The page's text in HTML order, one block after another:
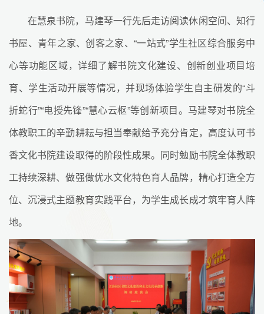
在慧泉书院，马建琴一行先后走访阅读休闲空间、知行
书屋、青年之家、创客之家、“一站式”学生社区综合服务中
心等功能区域，详细了解书院文化建设、创新创业项目培
育、学生活动开展等情况，并现场体验学生自主研发的“斗
折蛇行”“电授先锋”“慧心云枢”等创新项目。马建琴对书院全
体教职工的辛勤耕耘与担当奉献给予充分肯定，高度认可书
香文化书院建设取得的阶段性成果。同时勉励书院全体教职
工持续深耕、做强做优水文化特色育人品牌，精心打造全方
位、沉浸式主题教育实践平台，为学生成长成才筑牢育人阵
地。